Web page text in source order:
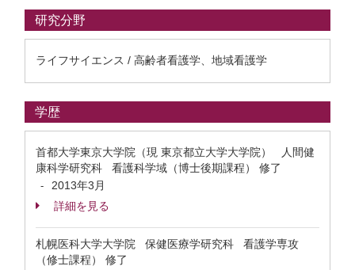
研究分野
ライフサイエンス / 高齢者看護学、地域看護学
学歴
首都大学東京大学院（現 東京都立大学大学院） 人間健
康科学研究科 看護科学域（博士後期課程） 修了
-
2013年3月
詳細を見る
札幌医科大学大学院 保健医療学研究科 看護学専攻
（修士課程） 修了